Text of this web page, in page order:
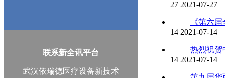
联系新全讯平台
武汉依瑞德医疗设备新技术
27 2021-07-27
《第六
14 2021-07-14
热烈祝贺
14 2021-07-14